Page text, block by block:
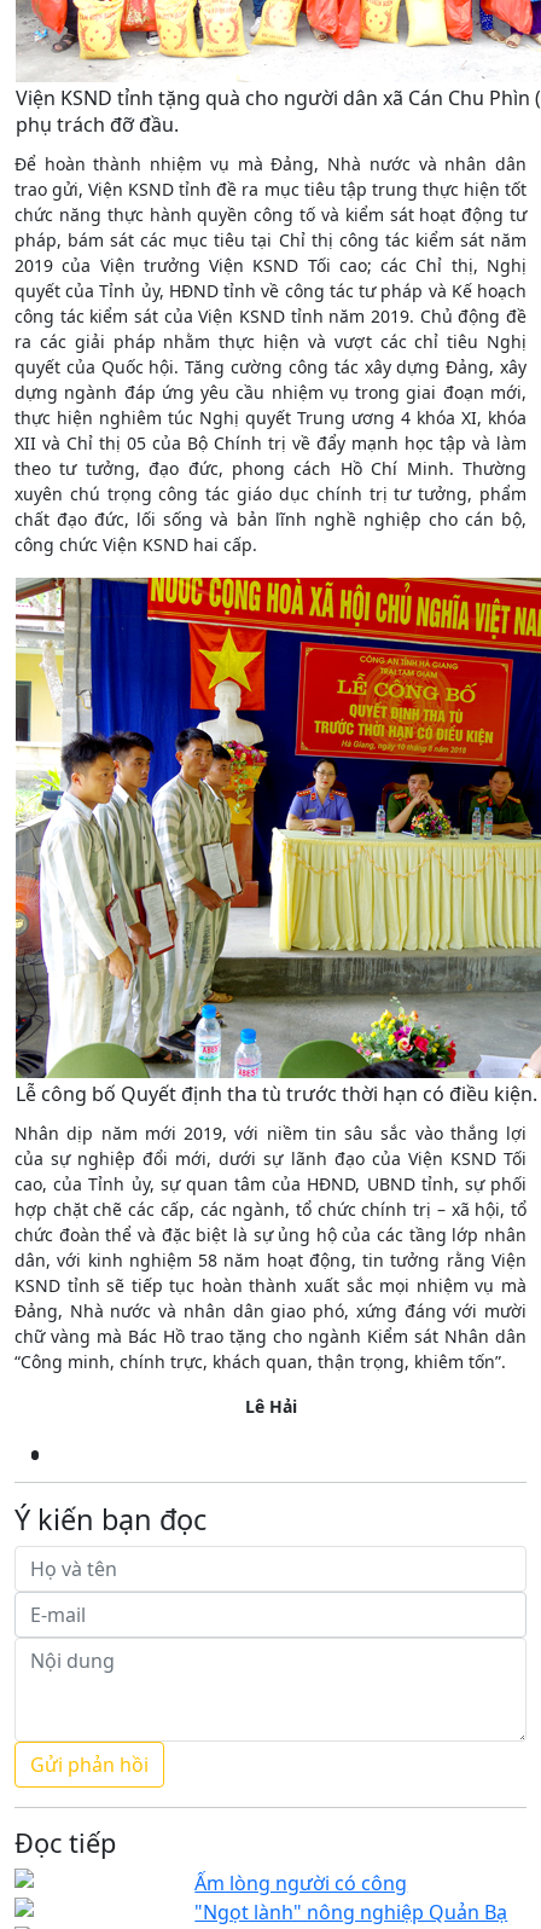
Viện KSND tỉnh tặng quà cho người dân xã Cán Chu Phìn
phụ trách đỡ đầu.
Để hoàn thành nhiệm vụ mà Đảng, Nhà nước và nhân dân
trao gửi, Viện KSND tỉnh đề ra mục tiêu tập trung thực hiện tốt
chức năng thực hành quyền công tố và kiểm sát hoạt động tư
pháp, bám sát các mục tiêu tại Chỉ thị công tác kiểm sát năm
2019 của Viện trưởng Viện KSND Tối cao; các Chỉ thị, Nghị
quyết của Tỉnh ủy, HĐND tỉnh về công tác tư pháp và Kế hoạch
công tác kiểm sát của Viện KSND tỉnh năm 2019. Chủ động đề
ra các giải pháp nhằm thực hiện và vượt các chỉ tiêu Nghị
quyết của Quốc hội. Tăng cường công tác xây dựng Đảng, xây
dựng ngành đáp ứng yêu cầu nhiệm vụ trong giai đoạn mới,
thực hiện nghiêm túc Nghị quyết Trung ương 4 khóa XI, khóa
XII và Chỉ thị 05 của Bộ Chính trị về đẩy mạnh học tập và làm
theo tư tưởng, đạo đức, phong cách Hồ Chí Minh. Thường
xuyên chú trọng công tác giáo dục chính trị tư tưởng, phẩm
chất đạo đức, lối sống và bản lĩnh nghề nghiệp cho cán bộ,
công chức Viện KSND hai cấp.
Lễ công bố Quyết định tha tù trước thời hạn có điều kiện.
Nhân dịp năm mới 2019, với niềm tin sâu sắc vào thắng lợi
của sự nghiệp đổi mới, dưới sự lãnh đạo của Viện KSND Tối
cao, của Tỉnh ủy, sự quan tâm của HĐND, UBND tỉnh, sự phối
hợp chặt chẽ các cấp, các ngành, tổ chức chính trị – xã hội, tổ
chức đoàn thể và đặc biệt là sự ủng hộ của các tầng lớp nhân
dân, với kinh nghiệm 58 năm hoạt động, tin tưởng rằng Viện
KSND tỉnh sẽ tiếp tục hoàn thành xuất sắc mọi nhiệm vụ mà
Đảng, Nhà nước và nhân dân giao phó, xứng đáng với mười
chữ vàng mà Bác Hồ trao tặng cho ngành Kiểm sát Nhân dân
“Công minh, chính trực, khách quan, thận trọng, khiêm tốn”.
Lê Hải
Ý kiến bạn đọc
Đọc tiếp
Ấm lòng người có công
"Ngọt lành" nông nghiệp Quản Bạ